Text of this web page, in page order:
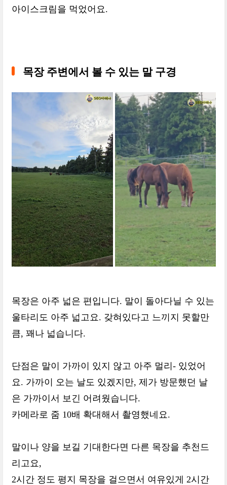
아이스크림을 먹었어요.
목장 주변에서 볼 수 있는 말 구경
목장은 아주 넓은 편입니다. 말이 돌아다닐 수 있는
울타리도 아주 넓고요. 갖혀있다고 느끼지 못할만
큼, 꽤나 넓습니다.
단점은 말이 가까이 있지 않고 아주 멀리- 있었어
요. 가까이 오는 날도 있겠지만, 제가 방문했던 날
은 가까이서 보긴 어려웠습니다.
카메라로 줌 10배 확대해서 촬영했네요.
말이나 양을 보길 기대한다면 다른 목장을 추천드
리고요,
2시간 정도 평지 목장을 걸으면서 여유있게 2시간